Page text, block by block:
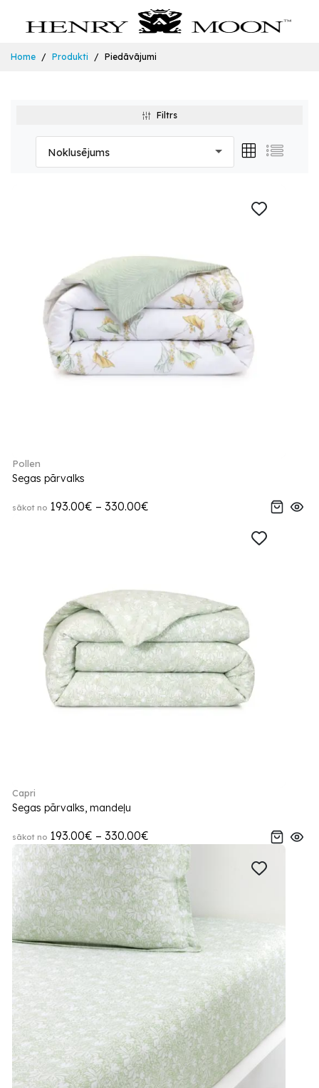
Home Produkti Piedāvājumi
Filtrs
Pollen
Segas pārvalks
sākot no 193.00€ – 330.00€
Capri
Segas pārvalks, mandeļu
sākot no 193.00€ – 330.00€